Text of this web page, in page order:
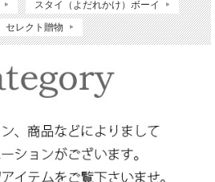
スタイ（よだれかけ）ボーイ
セレクト贈物